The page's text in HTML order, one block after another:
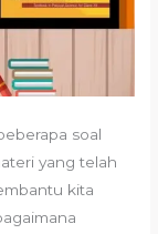
soal
yang telah
kita